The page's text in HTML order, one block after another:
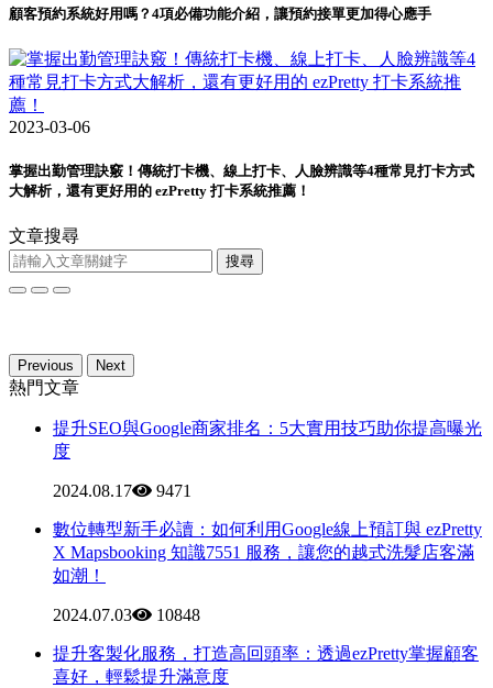
顧客預約系統好用嗎？4項必備功能介紹，讓預約接單更加得心應手
2023-03-06
掌握出勤管理訣竅！傳統打卡機、線上打卡、人臉辨識等4種常見打卡方式
大解析，還有更好用的 ezPretty 打卡系統推薦！
文章搜尋
搜尋
Previous Next
熱門文章
提升SEO與Google商家排名：5大實用技巧助你提高曝光
度
2024.08.17 9471
數位轉型新手必讀：如何利用Google線上預訂與 ezPretty
X Mapsbooking 知識7551 服務，讓您的越式洗髮店客滿
如潮！
2024.07.03 10848
提升客製化服務，打造高回頭率：透過ezPretty掌握顧客
喜好，輕鬆提升滿意度